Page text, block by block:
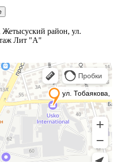
Жетысуский район, ул.
Лит "А"